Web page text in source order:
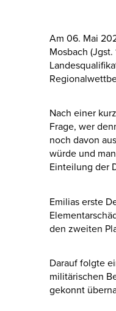
Am 06. Mai
Mosbach
Nach einer
Frage, wer
noch davon
würde und
Einteilung der
Emilias erste
den zweiten
Darauf folgte
militärischen
gekonnt